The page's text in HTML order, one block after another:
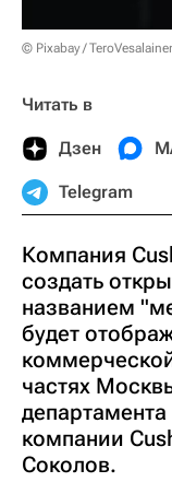
© Pixabay /
Читать в
Дзен
Telegram
Компания
создать
названием
будет
частях
компании
Соколов.